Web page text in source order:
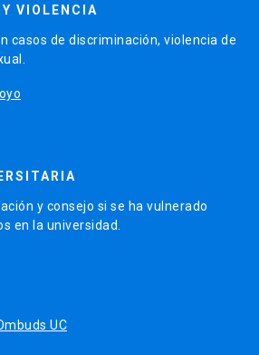
VIOLENCIA
casos de discriminación, violencia de
y consejo si se ha vulnerado
en la universidad.
UC